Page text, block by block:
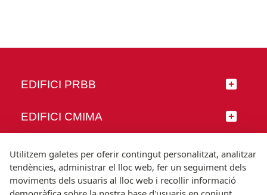
EDIFICI PRBB
EDIFICI CMIMA
SEGUEIX-NOS
Utilitzem galetes per oferir contingut personalitzat, analitzar
tendències, administrar el lloc web, fer un seguiment dels
moviments dels usuaris al lloc web i recollir informació